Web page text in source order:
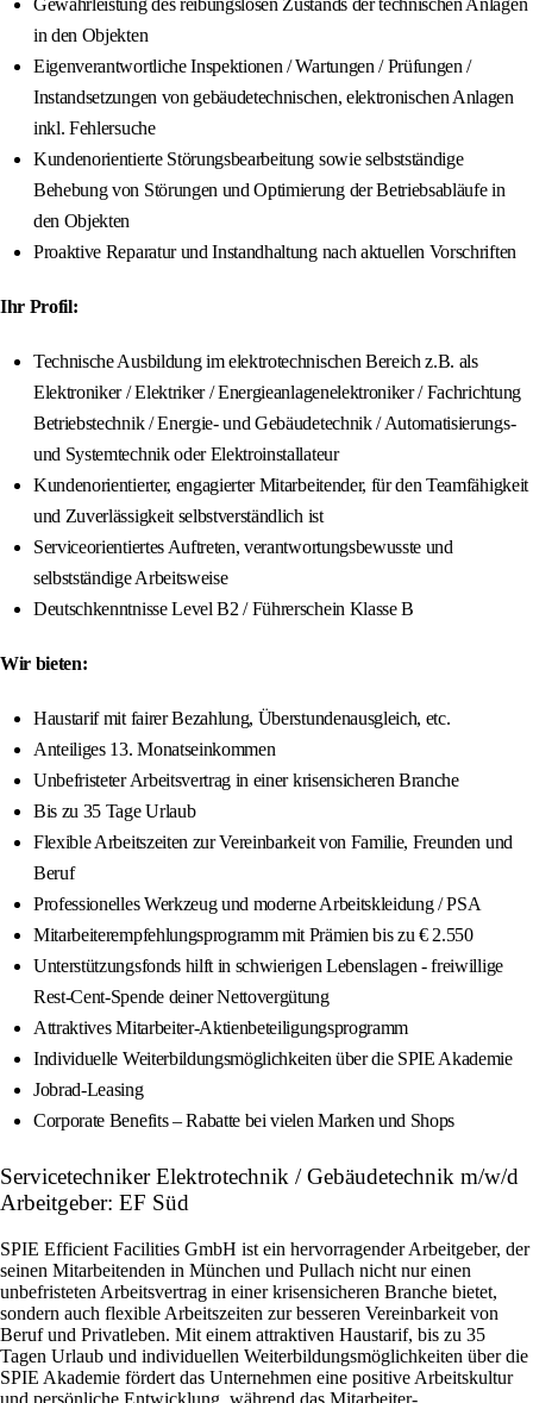
Gewährleistung des reibungslosen Zustands der technischen Anlagen
in den Objekten
Eigenverantwortliche Inspektionen / Wartungen / Prüfungen /
Instandsetzungen von gebäudetechnischen, elektronischen Anlagen
inkl. Fehlersuche
Kundenorientierte Störungsbearbeitung sowie selbstständige
Behebung von Störungen und Optimierung der Betriebsabläufe in
den Objekten
Proaktive Reparatur und Instandhaltung nach aktuellen Vorschriften
Ihr Profil:
Technische Ausbildung im elektrotechnischen Bereich z.B. als
Elektroniker / Elektriker / Energieanlagenelektroniker / Fachrichtung
Betriebstechnik / Energie- und Gebäudetechnik / Automatisierungs-
und Systemtechnik oder Elektroinstallateur
Kundenorientierter, engagierter Mitarbeitender, für den Teamfähigkeit
und Zuverlässigkeit selbstverständlich ist
Serviceorientiertes Auftreten, verantwortungsbewusste und
selbstständige Arbeitsweise
Deutschkenntnisse Level B2 / Führerschein Klasse B
Wir bieten:
Haustarif mit fairer Bezahlung, Überstundenausgleich, etc.
Anteiliges 13. Monatseinkommen
Unbefristeter Arbeitsvertrag in einer krisensicheren Branche
Bis zu 35 Tage Urlaub
Flexible Arbeitszeiten zur Vereinbarkeit von Familie, Freunden und
Beruf
Professionelles Werkzeug und moderne Arbeitskleidung / PSA
Mitarbeiterempfehlungsprogramm mit Prämien bis zu € 2.550
Unterstützungsfonds hilft in schwierigen Lebenslagen - freiwillige
Rest-Cent-Spende deiner Nettovergütung
Attraktives Mitarbeiter-Aktienbeteiligungsprogramm
Individuelle Weiterbildungsmöglichkeiten über die SPIE Akademie
Jobrad-Leasing
Corporate Benefits – Rabatte bei vielen Marken und Shops
Servicetechniker Elektrotechnik / Gebäudetechnik m/w/d
Arbeitgeber: EF Süd
SPIE Efficient Facilities GmbH ist ein hervorragender Arbeitgeber, der
seinen Mitarbeitenden in München und Pullach nicht nur einen
unbefristeten Arbeitsvertrag in einer krisensicheren Branche bietet,
sondern auch flexible Arbeitszeiten zur besseren Vereinbarkeit von
Beruf und Privatleben. Mit einem attraktiven Haustarif, bis zu 35
Tagen Urlaub und individuellen Weiterbildungsmöglichkeiten über die
SPIE Akademie fördert das Unternehmen eine positive Arbeitskultur
und persönliche Entwicklung, während das Mitarbeiter-